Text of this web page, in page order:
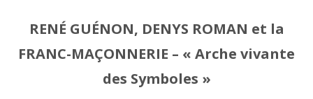
RENÉ GUÉNON, DENYS ROMAN et la
FRANC-MAÇONNERIE – « Arche vivante
des Symboles »